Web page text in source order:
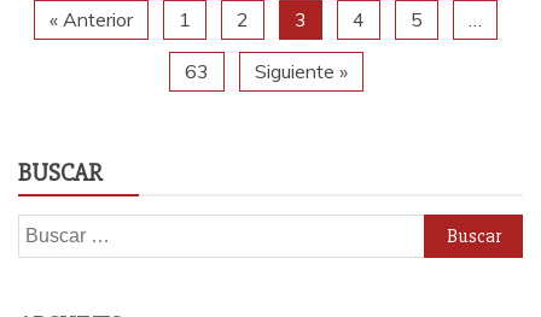
« Anterior 1 2 3 4 5
63 Siguiente »
BUSCAR
Buscar: